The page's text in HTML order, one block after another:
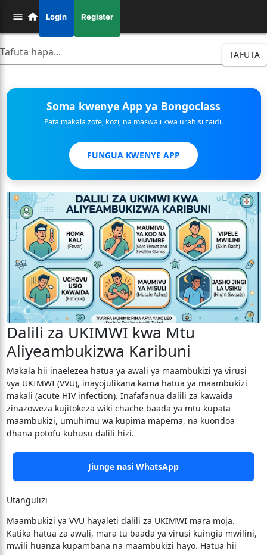
Login Register
TAFUTA
Soma kwenye App ya Bongoclass
Pata makala zote, kozi, na maswali kwa urahisi zaidi.
FUNGUA KWENYE APP
Dalili za UKIMWI kwa Mtu
Aliyeambukizwa Karibuni
Makala hii inaelezea hatua ya awali ya maambukizi ya virusi
vya UKIMWI (VVU), inayojulikana kama hatua ya maambukizi
makali (acute HIV infection). Inafafanua dalili za kawaida
zinazoweza kujitokeza wiki chache baada ya mtu kupata
maambukizi, umuhimu wa kupima mapema, na kuondoa
dhana potofu kuhusu dalili hizi.
Jiunge nasi WhatsApp
Utangulizi
​Maambukizi ya VVU hayaleti dalili za UKIMWI mara moja.
Katika hatua za awali, mara tu baada ya virusi kuingia mwilini,
mwili huanza kupambana na maambukizi hayo. Hatua hii